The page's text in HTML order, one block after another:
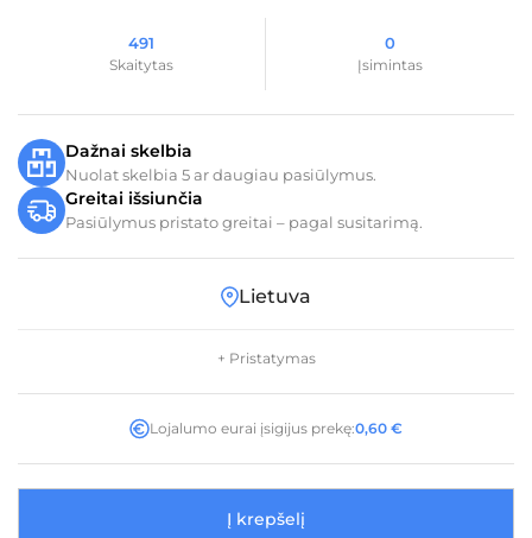
491
Skaitytas
0
Įsimintas
Dažnai skelbia
Nuolat skelbia 5 ar daugiau pasiūlymus.
Greitai išsiunčia
Pasiūlymus pristato greitai – pagal susitarimą.
Lietuva
+ Pristatymas
Lojalumo eurai įsigijus prekę:0,60 €
Į krepšelį